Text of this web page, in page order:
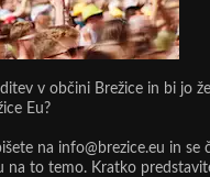
v občini Brežice in bi jo
Eu?
na info@brezice.eu in se
na to temo. Kratko